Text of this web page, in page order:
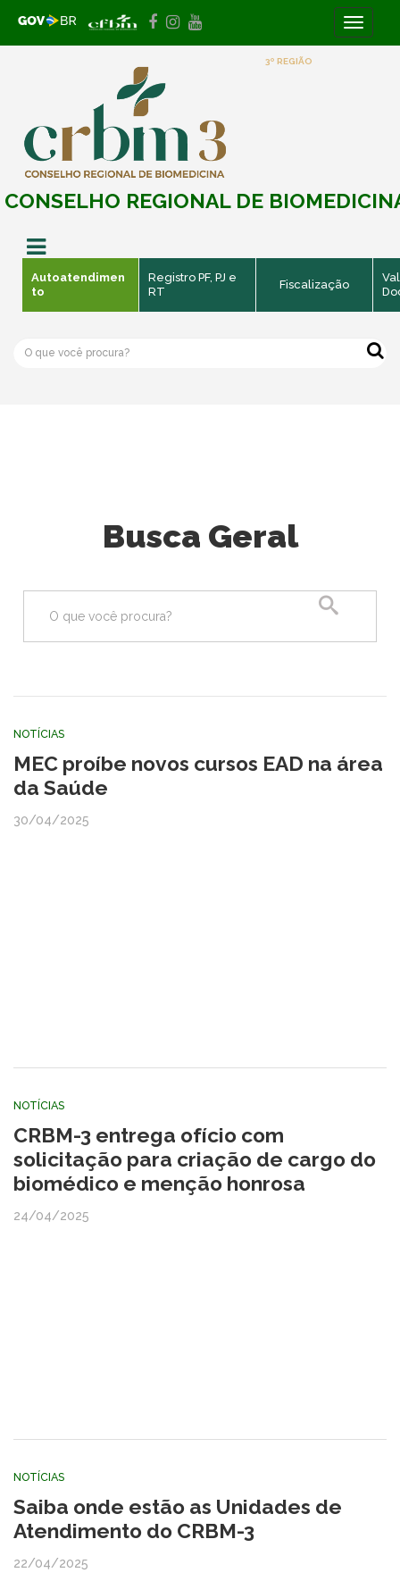
Toggle
3º REGIÃO
CONSELHO REGIONAL DE
Autoatendimen
to
Registro PF, PJ e
RT
Fiscalização
Busca Geral
NOTÍCIAS
MEC proíbe novos cursos EAD na área
da Saúde
30/04/2025
NOTÍCIAS
CRBM-3 entrega ofício com
solicitação para criação de cargo do
biomédico e menção honrosa
24/04/2025
NOTÍCIAS
Saiba onde estão as Unidades de
Atendimento do CRBM-3
22/04/2025